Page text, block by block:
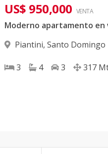
US$ 950,000 VENTA
Piantini, Santo Domingo
3 4 3 317